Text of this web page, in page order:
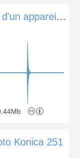
Chargement et prise de vue d'un appareil photo Canonet 1972
Konica 251